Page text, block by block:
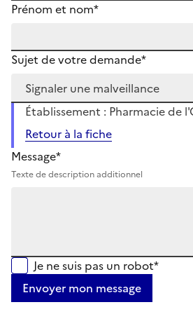
Prénom et nom*
Sujet de votre demande*
Établissement : Pharmacie de
Retour à la fiche
Message*
Texte de description additionnel
Je ne suis pas un robot*
Envoyer mon message